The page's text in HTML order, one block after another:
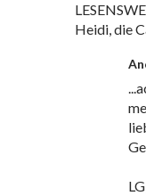
Heidi, die